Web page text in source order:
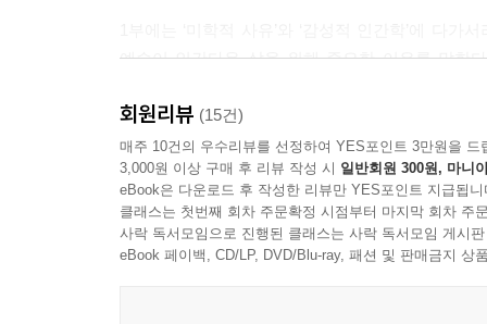
예술이 인간다운 삶을 위해 중요한 이유를 말한
시인추방론을 주창했지만 역설적으로 미학의 시
현대의 리오타르까지, 19명의 사상가들이 남긴 미
원칙으로 삼은 것은 ‘구제하는 해석학’이다.
해독하는 데 만족하지 않고 그 현재적 의미를
사상가들과 자유로운 대화를 시작할 수 있을 것이
회원리뷰 (15건)
매주 10건의 우수리뷰를 선정하여 YES포인트 3만원을 드
3,000원 이상 구매 후 리뷰 작성 시 일반회원 300원, 마니
eBook은 다운로드 후 작성한 리뷰만 YES포인트 지급됩니
클래스는 첫번째 회차 주문확정 시점부터 마지막 회차 주
사락 독서모임으로 진행된 클래스는 사락 독서모임 게시
eBook 페이백, CD/LP, DVD/Blu-ray, 패션 및 판매금지 상